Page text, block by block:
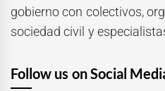
gobierno con colectivos,
sociedad civil y
Follow us on Social